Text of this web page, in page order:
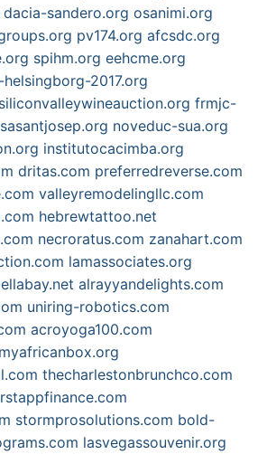
dacia-sandero.org osanimi.org
pv174.org afcsdc.org
spihm.org eehcme.org
2017.org
siliconvalleywineauction.org frmjc-
noveduc-sua.org
institutocacimba.org
dritas.com preferredreverse.com
valleyremodelingllc.com
hebrewtattoo.net
necroratus.com zanahart.com
lamassociates.org
alrayyandelights.com
uniring-robotics.com
acroyoga100.com
myafricanbox.org
thecharlestonbrunchco.com
stormprosolutions.com bold-
lasvegassouvenir.org